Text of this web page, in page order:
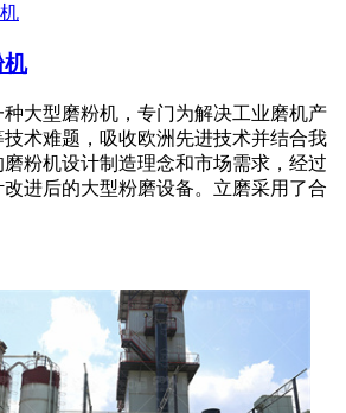
大型磨粉机，专门为解决工业磨机产
术难题，吸收欧洲先进技术并结合我
粉机设计制造理念和市场需求，经过
进后的大型粉磨设备。立磨采用了合